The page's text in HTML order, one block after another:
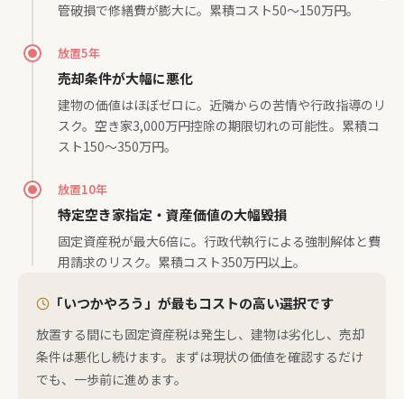
管破損で修繕費が膨大に。累積コスト50〜150万円。
放置5年
売却条件が大幅に悪化
建物の価値はほぼゼロに。近隣からの苦情や行政指導のリ
スク。空き家3,000万円控除の期限切れの可能性。累積コ
スト150〜350万円。
放置10年
特定空き家指定・資産価値の大幅毀損
固定資産税が最大6倍に。行政代執行による強制解体と費
用請求のリスク。累積コスト350万円以上。
「いつかやろう」が最もコストの高い選択です
放置する間にも固定資産税は発生し、建物は劣化し、売却
条件は悪化し続けます。まずは現状の価値を確認するだけ
でも、一歩前に進めます。